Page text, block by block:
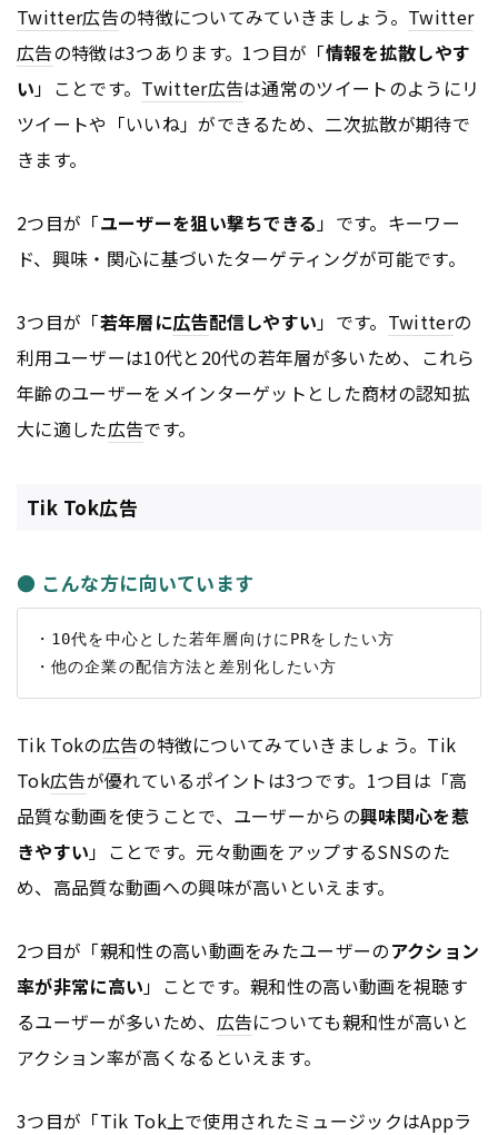
Twitter広告の特徴についてみていきましょう。 Twitter
広告の特徴は3つあります。1つ目が「情報を拡散しやす
い」ことです。 Twitter広告は通常のツイートのようにリ
ツイートや「いいね」ができるため、二次拡散が期待で
きます。
2つ目が「ユーザーを狙い撃ちできる」です。キーワー
ド、興味・関心に基づいたターゲティングが可能です。
3つ目が「若年層に広告配信しやすい」です。 Twitterの
利用ユーザーは10代と20代の若年層が多いため、これら
年齢のユーザーをメインターゲットとした商材の認知拡
大に適した広告です。
Tik Tok広告
● こんな方に向いています
・10代を中心とした若年層向けにPRをしたい方
Tik Tokの広告の特徴についてみていきましょう。Tik
Tok広告が優れているポイントは3つです。1つ目は「高
品質な動画を使うことで、ユーザーからの興味関心を惹
きやすい 」ことです。元々動画をアップするSNSのた
め、高品質な動画への興味が高いといえます。
2つ目が「親和性の高い動画をみたユーザーのアクション
率が非常に高い 」ことです。親和性の高い動画を視聴す
るユーザーが多いため、 広告についても親和性が高いと
アクション率が高くなるといえます。
3つ目が「Tik Tok上で使用されたミュージックはAppラ